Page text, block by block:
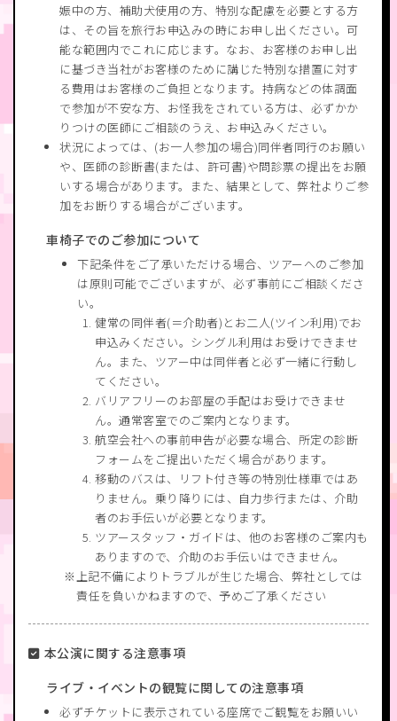
娠中の方、補助犬使用の方、特別な配慮を必要とする方
は、その旨を旅行お申込みの時にお申し出ください。可
能な範囲内でこれに応じます。なお、お客様のお申し出
に基づき当社がお客様のために講じた特別な措置に対す
る費用はお客様のご負担となります。持病などの体調面
で参加が不安な方、お怪我をされている方は、必ずかか
りつけの医師にご相談のうえ、お申込みください。
状況によっては、(お一人参加の場合)同伴者同行のお願い
や、医師の診断書(または、許可書)や問診票の提出をお願
いする場合があります。また、結果として、弊社よりご参
加をお断りする場合がございます。
車椅子でのご参加について
下記条件をご了承いただける場合、ツアーへのご参加
は原則可能でございますが、必ず事前にご相談くださ
い。
健常の同伴者(＝介助者)とお二人(ツイン利用)でお
申込みください。シングル利用はお受けできませ
ん。また、ツアー中は同伴者と必ず一緒に行動し
てください。
バリアフリーのお部屋の手配はお受けできませ
ん。通常客室でのご案内となります。
航空会社への事前申告が必要な場合、所定の診断
フォームをご提出いただく場合があります。
移動のバスは、リフト付き等の特別仕様車ではあ
りません。乗り降りには、自力歩行または、介助
者のお手伝いが必要となります。
ツアースタッフ・ガイドは、他のお客様のご案内も
ありますので、介助のお手伝いはできません。
上記不備によりトラブルが生じた場合、弊社としては
責任を負いかねますので、予めご了承ください
本公演に関する注意事項
ライブ・イベントの観覧に関しての注意事項
必ずチケットに表示されている座席でご観覧をお願いい